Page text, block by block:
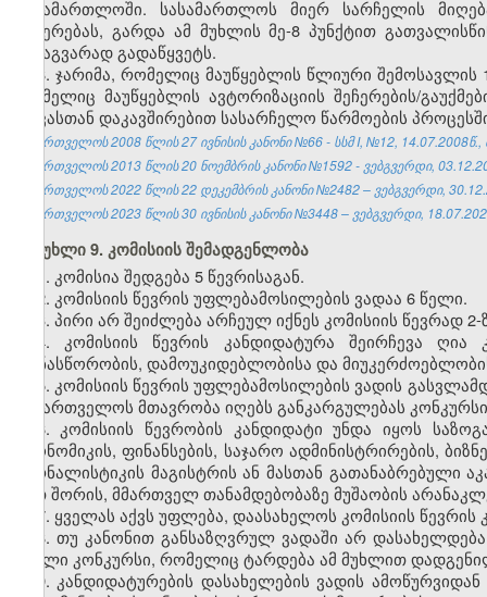
სასამართლოში. სასამართლოს მიერ სარჩელის
შეჩერებას, გარდა ამ მუხლის მე-8 პუნქტით
სხვაგვარად გადაწყვეტს.
8. ჯარიმა, რომელიც მაუწყებლის წლიური
რომელიც მაუწყებლის ავტორიზაციის შეჩერების/
დავასთან დაკავშირებით სასარჩელო წარმოების
საქართველოს 2008 წლის 27 ივნისის კანონი №66 - სსმ I, №12, 14.07.2008წ.,
საქართველოს 2013 წლის 20 ნოემბრის კანონი №1592 - ვებგვერდი,
საქართველოს 2022 წლის 22 დეკემბრის კანონი №2482 – ვებგვერდი,
საქართველოს 2023 წლის 30 ივნისის კანონი №3448 – ვებგვერდი,
მუხლი 9. კომისიის შემადგენლობა
1. კომისია შედგება 5 წევრისაგან.
2. კომისიის წევრის უფლებამოსილების ვადაა 6 წელი.
3. პირი არ შეიძლება არჩეულ იქნეს კომისიის წევრად
4. კომისიის წევრის კანდიდატურა შეირჩევა ღია
თანასწორობის, დამოუკიდებლობისა და
5. კომისიის წევრის უფლებამოსილების ვადის
საქართველოს მთავრობა იღებს განკარგულებას
6. კომისიის წევრობის კანდიდატი უნდა იყოს
ეკონომიკის, ფინანსების, საჯარო ადმინისტრირების,
ჟურნალისტიკის მაგისტრის ან მასთან გათანაბრებული
მათ შორის, მმართველ თანამდებობაზე მუშაობის
7. ყველას აქვს უფლება, დაასახელოს კომისიის
8. თუ კანონით განსაზღვრულ ვადაში არ
ახალი კონკურსი, რომელიც ტარდება ამ მუხლით
9. კანდიდატურების დასახელების ვადის